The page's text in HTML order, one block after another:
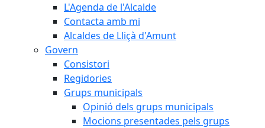
L'Agenda de l'Alcalde
Contacta amb mi
Alcaldes de Lliçà d'Amunt
Govern
Consistori
Regidories
Grups municipals
Opinió dels grups municipals
Mocions presentades pels grups